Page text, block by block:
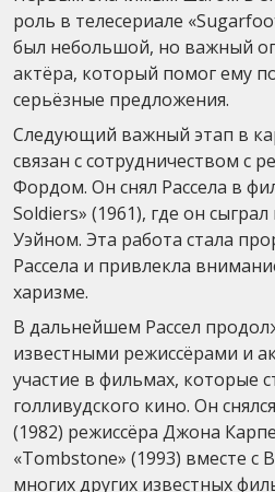
роль в телесериале
был небольшой, но важный
актёра, который помог ему
серьёзные предложения.
Следующий важный этап в
связан с сотрудничеством с
Фордом. Он снял Рассела в
Soldiers» (1961), где он
Уэйном. Эта работа стала
Рассела и привлекла
харизме.
В дальнейшем Рассел
известными режиссёрами и
участие в фильмах, которые
голливудского кино. Он
(1982) режиссёра Джона
«Tombstone» (1993) вместе с
многих других известных